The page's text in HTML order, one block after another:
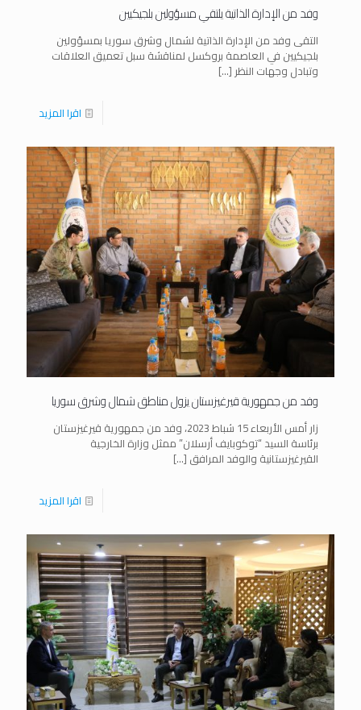
وفد من الإدارة الذاتية يلتقي مسؤولين بلجيكيين
التقى وفد من الإدارة الذاتية لشمال وشرق سوريا بمسؤولين
بلجيكيين في العاصمة بروكسل لمناقشة سبل تعميق العلاقات
وتبادل وجهات النظر […]
اقرا المزيد
وفد من جمهورية قيرغيزستان يزول مناطق شمال وشرق سوريا
زار أمس الأربعاء 15 شباط 2023، وفد من جمهورية قيرغيزستان
برئاسة السيد “توكوبايف أرسلان” ممثل وزارة الخارجية
القيرغيزستانية والوفد المرافق […]
اقرا المزيد